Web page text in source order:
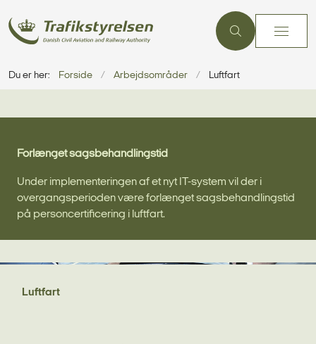
Du er her: Forside Arbejdsområder Luftfart
Forlænget sagsbehandlingstid
Under implementeringen af et nyt IT-system vil der i
overgangsperioden være forlænget sagsbehandlingstid
på personcertificering i luftfart.
Luftfart